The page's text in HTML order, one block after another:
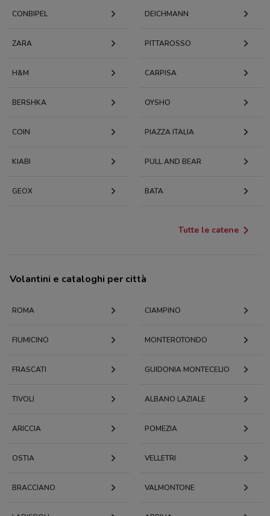
CONBIPEL DEICHMANN
ZARA PITTAROSSO
H&M CARPISA
BERSHKA OYSHO
COIN PIAZZA ITALIA
KIABI PULL AND BEAR
GEOX BATA
Tutte le catene
Volantini e cataloghi per città
ROMA CIAMPINO
FIUMICINO MONTEROTONDO
FRASCATI GUIDONIA MONTECELIO
TIVOLI ALBANO LAZIALE
ARICCIA POMEZIA
OSTIA VELLETRI
BRACCIANO VALMONTONE